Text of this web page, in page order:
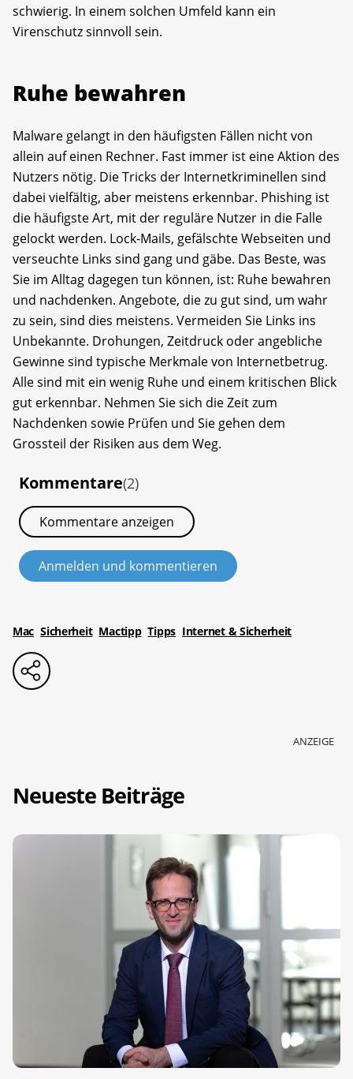
schwierig. In einem solchen Umfeld kann ein
Virenschutz sinnvoll sein.
Ruhe bewahren
Malware gelangt in den häufigsten Fällen nicht von
allein auf einen Rechner. Fast immer ist eine Aktion des
Nutzers nötig. Die Tricks der Internetkriminellen sind
dabei vielfältig, aber meistens erkennbar. Phishing ist
die häufigste Art, mit der reguläre Nutzer in die Falle
gelockt werden. Lock-Mails, gefälschte Webseiten und
verseuchte Links sind gang und gäbe. Das Beste, was
Sie im Alltag dagegen tun können, ist: Ruhe bewahren
und nachdenken. Angebote, die zu gut sind, um wahr
zu sein, sind dies meistens. Vermeiden Sie Links ins
Unbekannte. Drohungen, Zeitdruck oder angebliche
Gewinne sind typische Merkmale von Internetbetrug.
Alle sind mit ein wenig Ruhe und einem kritischen Blick
gut erkennbar. Nehmen Sie sich die Zeit zum
Nachdenken sowie Prüfen und Sie gehen dem
Grossteil der Risiken aus dem Weg.
Kommentare(2)
Kommentare anzeigen
Anmelden und kommentieren
Mac Sicherheit Mactipp Tipps Internet & Sicherheit
ANZEIGE
Neueste Beiträge